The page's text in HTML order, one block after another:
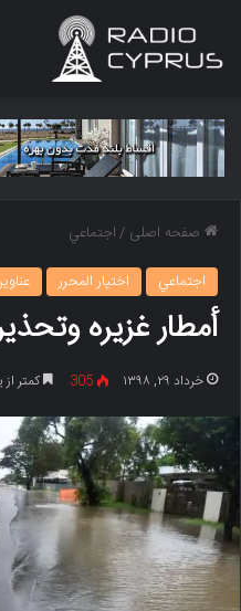
صفحه اصلی /اجتماعي
اجتماعي
اختيار المحرر
أمطار غزیره
خرداد ۲۹, ۱۳۹۸ 305 کمتر